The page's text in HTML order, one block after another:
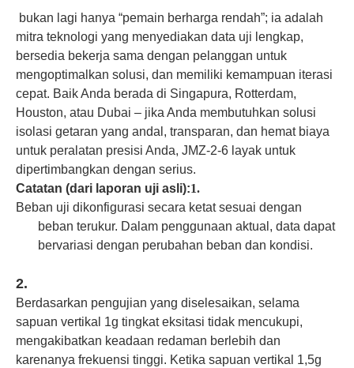
bukan lagi hanya “pemain berharga rendah”; ia adalah
mitra teknologi yang menyediakan data uji lengkap,
bersedia bekerja sama dengan pelanggan untuk
mengoptimalkan solusi, dan memiliki kemampuan iterasi
cepat. Baik Anda berada di Singapura, Rotterdam,
Houston, atau Dubai – jika Anda membutuhkan solusi
isolasi getaran yang andal, transparan, dan hemat biaya
untuk peralatan presisi Anda, JMZ-2-6 layak untuk
dipertimbangkan dengan serius.
Catatan (dari laporan uji asli):1.
Beban uji dikonfigurasi secara ketat sesuai dengan
beban terukur. Dalam penggunaan aktual, data dapat
bervariasi dengan perubahan beban dan kondisi.
2.
Berdasarkan pengujian yang diselesaikan, selama
sapuan vertikal 1g tingkat eksitasi tidak mencukupi,
mengakibatkan keadaan redaman berlebih dan
karenanya frekuensi tinggi. Ketika sapuan vertikal 1,5g